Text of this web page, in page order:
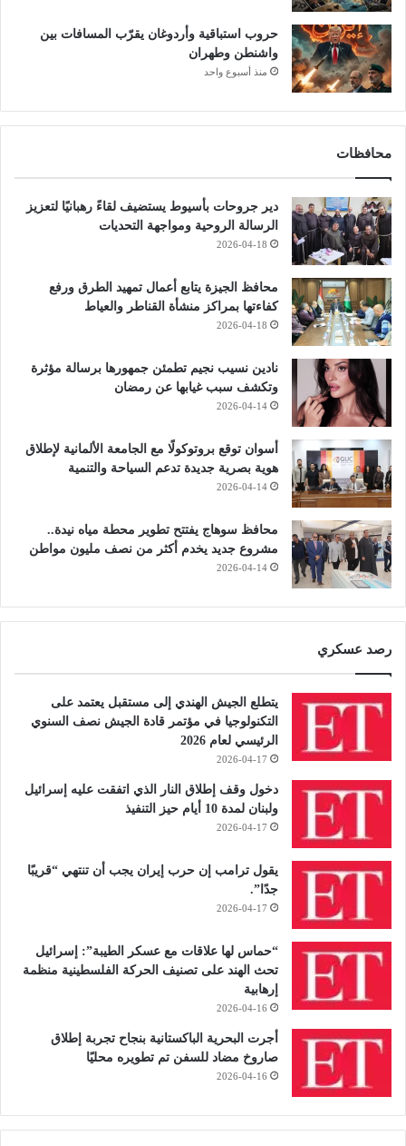
حروب استباقية وأردوغان يقرّب المسافات بين
واشنطن وطهران
منذ أسبوع واحد
محافظات
دير جروحات بأسيوط يستضيف لقاءً رهبانيًا لتعزيز
الرسالة الروحية ومواجهة التحديات
2026-04-18
محافظ الجيزة يتابع أعمال تمهيد الطرق ورفع
كفاءتها بمراكز منشأة القناطر والعياط
2026-04-18
نادين نسيب نجيم تطمئن جمهورها برسالة مؤثرة
وتكشف سبب غيابها عن رمضان
2026-04-14
أسوان توقع بروتوكولًا مع الجامعة الألمانية لإطلاق
هوية بصرية جديدة تدعم السياحة والتنمية
2026-04-14
محافظ سوهاج يفتتح تطوير محطة مياه نيدة..
مشروع جديد يخدم أكثر من نصف مليون مواطن
2026-04-14
رصد عسكري
يتطلع الجيش الهندي إلى مستقبل يعتمد على
التكنولوجيا في مؤتمر قادة الجيش نصف السنوي
الرئيسي لعام 2026
2026-04-17
دخول وقف إطلاق النار الذي اتفقت عليه إسرائيل
ولبنان لمدة 10 أيام حيز التنفيذ
2026-04-17
يقول ترامب إن حرب إيران يجب أن تنتهي “قريبًا
جدًا”.
2026-04-17
“حماس لها علاقات مع عسكر الطيبة”: إسرائيل
تحث الهند على تصنيف الحركة الفلسطينية منظمة
إرهابية
2026-04-16
أجرت البحرية الباكستانية بنجاح تجربة إطلاق
صاروخ مضاد للسفن تم تطويره محليًا
2026-04-16